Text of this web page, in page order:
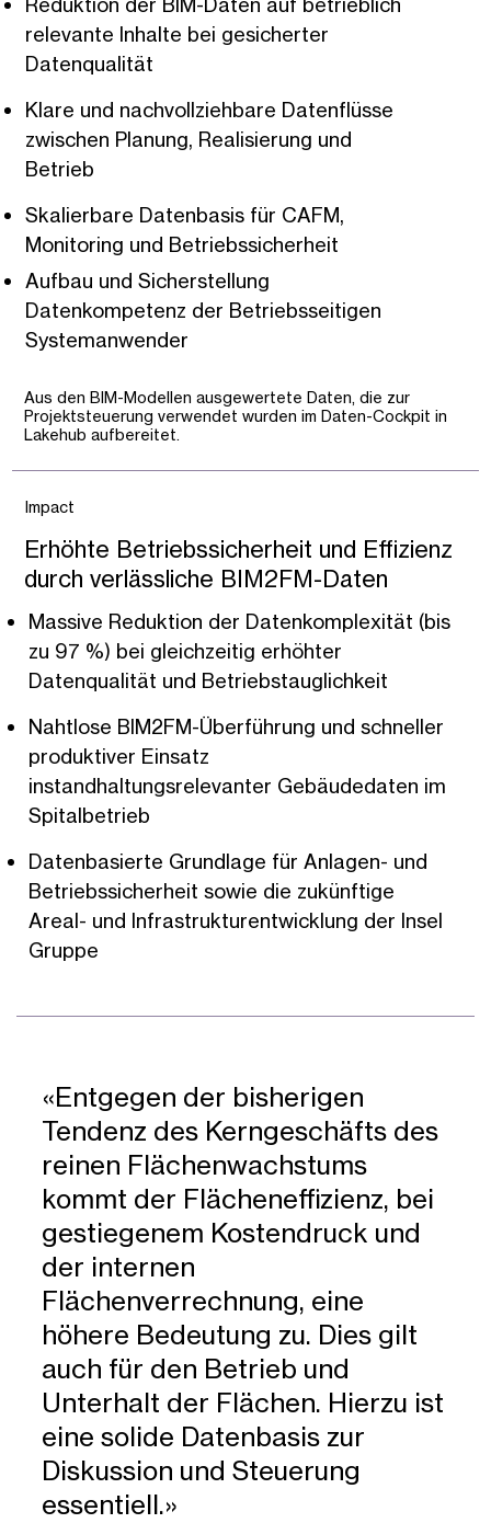
«Entgegen der bisherigen
Tendenz des Kerngeschäfts des
reinen Flächenwachstums
kommt der Flächeneffizienz, bei
gestiegenem Kostendruck und
der internen
Flächenverrechnung, eine
höhere Bedeutung zu. Dies gilt
auch für den Betrieb und
Unterhalt der Flächen. Hierzu ist
eine solide Datenbasis zur
Diskussion und Steuerung
essentiell.»
Aus den BIM-Modellen ausgewertete Daten, die zur
Projektsteuerung verwendet wurden im Daten-Cockpit in
Lakehub aufbereitet.
relevante Inhalte bei gesicherter
Datenqualität
Klare und nachvollziehbare Datenflüsse
zwischen Planung, Realisierung und
Betrieb
Skalierbare Datenbasis für CAFM,
Monitoring und Betriebssicherheit
Aufbau und Sicherstellung
Datenkompetenz der Betriebsseitigen
Systemanwender
Massive Reduktion der Datenkomplexität (bis
zu 97 %) bei gleichzeitig erhöhter
Datenqualität und Betriebstauglichkeit
Nahtlose BIM2FM-Überführung und schneller
produktiver Einsatz
instandhaltungsrelevanter Gebäudedaten im
Spitalbetrieb
Datenbasierte Grundlage für Anlagen- und
Betriebssicherheit sowie die zukünftige
Areal- und Infrastrukturentwicklung der Insel
Gruppe
Erhöhte Betriebssicherheit und Effizienz
durch verlässliche BIM2FM-Daten
Impact